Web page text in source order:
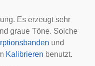
Es erzeugt sehr
graue Töne. Solche
und
Kalibrieren benutzt.